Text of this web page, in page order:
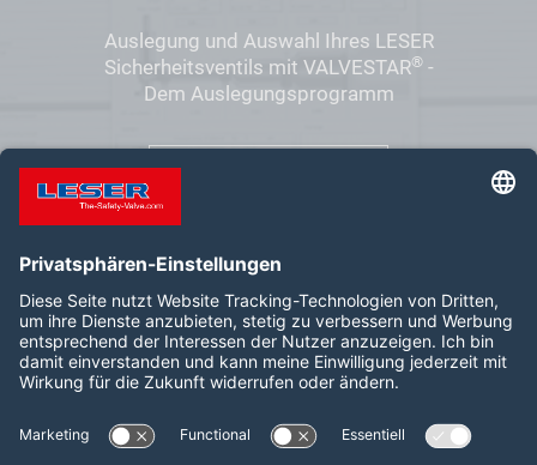
Auslegung und Auswahl Ihres LESER
Sicherheitsventils mit VALVESTAR®-
Dem Auslegungsprogramm
Folgen Sie uns auf:
LinkedIn YouTube